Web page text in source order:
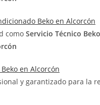
Beko en Alcorcón
como Servicio Técnico Beko
en Alcorcón
y garantizado para la